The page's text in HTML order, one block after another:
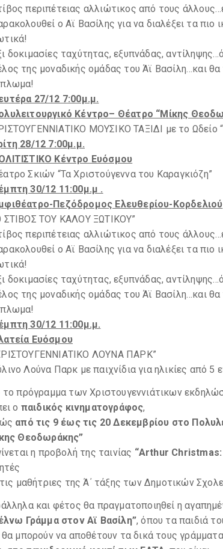
περιπέτειας αλλιώτικος από τους
ο Αϊ Βασίλης για να διαλέξει τα πιο
δοκιμασίες ταχύτητας, εξυπνάδας,
της μοναδικής ομάδας του Άϊ Βασίλη…και θα
27/12 7:00μ.μ.
Κέντρο– Θέατρο “Μίκης
ΜΟΥΣΙΚΟ ΤΑΞΙΔΙ με το Ωδείο
28/12 7:00μ.μ.
Κέντρο Ευόσμου
Σκιών “Τα Χριστούγεννα του Καραγκιόζη”
30/12 11:00μ.μ .
Πεζόδρομος Ελευθερίου-Κορδελιού
ΣΤΙΒΟΣ ΤΟΥ ΚΑΛΟΥ ΞΩΤΙΚΟΥ”
περιπέτειας αλλιώτικος από τους
ο Αϊ Βασίλης για να διαλέξει τα πιο
δοκιμασίες ταχύτητας, εξυπνάδας,
της μοναδικής ομάδας του Άϊ Βασίλη…και θα
30/12 11:00μ.μ.
Ευόσμου
ΛΟΥΝΑ ΠΑΡΚ”
Λούνα Παρκ με παιχνίδια για ηλικίες από 5
πρόγραμμα των Χριστουγεννιάτικων
ο παιδικός κινηματογράφος,
από τις 9 έως τις 20 Δεκεμβρίου στο
Θεοδωράκης”
η προβολή της ταινίας “Arthur Christmas:
μαθήτριες της Ά΄ τάξης των Δημοτικών
και φέτος θα πραγματοποιηθεί η
Γράμμα στον Αϊ Βασίλη”, όπου τα παιδιά
μπορούν να αποθέτουν τα δικά τους